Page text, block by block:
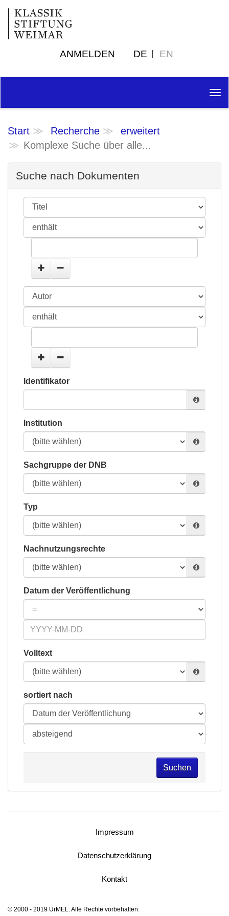
ANMELDEN DE EN
Start Recherche
erweitert
Komplexe Suche über alle...
Suche nach Dokumenten
Identifikator
Institution
Sachgruppe der DNB
Typ
Nachnutzungsrechte
Datum der Veröffentlichung
Volltext
sortiert nach
Suchen
Impressum
Datenschutzerklärung
Kontakt
© 2000 - 2019 UrMEL. Alle Rechte vorbehalten.